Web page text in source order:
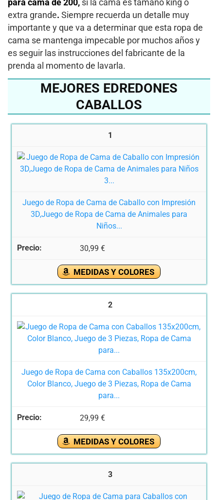
para cama de 200, si la cama es tamaño king o
extra grande. Siempre recuerda un detalle muy
importante y que va a determinar que esta ropa de
cama se mantenga impecable por muchos años y
es seguir las instrucciones del fabricante de la
prenda al momento de lavarla.
MEJORES EDREDONES
CABALLOS
1
Juego de Ropa de Cama de Caballo con Impresión
3D,Juego de Ropa de Cama de Animales para
Niños...
30,99 €
MEDIDAS Y COLORES
2
Juego de Ropa de Cama con Caballos 135x200cm,
Color Blanco, Juego de 3 Piezas, Ropa de Cama
para...
29,99 €
MEDIDAS Y COLORES
3